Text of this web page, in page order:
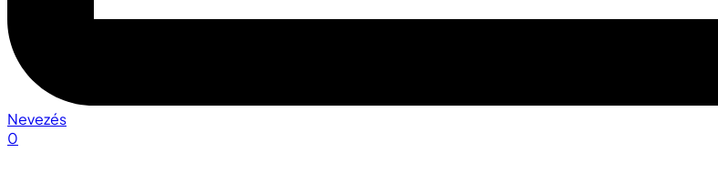
Nevezés
0